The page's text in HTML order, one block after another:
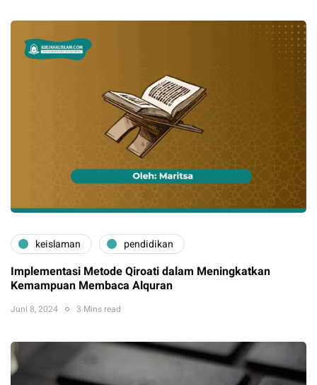
keislaman pendidikan
Implementasi Metode Qiroati dalam Meningkatkan
Kemampuan Membaca Alquran
Juni 8, 2024 3 Mins read